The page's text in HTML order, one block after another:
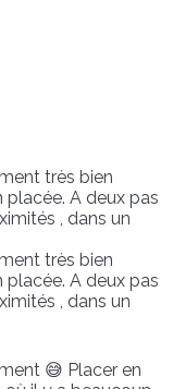
très bien
A deux pas
, dans un
très bien
A deux pas
, dans un
😅 Placer en